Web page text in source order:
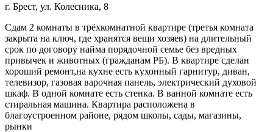
г. Брест, ул. Колесника, 8
Сдам 2 комнаты в трёхкомнатной квартире (третья комната
закрыта на ключ, где хранятся вещи хозяев) на длительный
срок по договору найма порядочной семье без вредных
привычек и животных (гражданам РБ). В квартире сделан
хороший ремонт,на кухне есть кухонный гарнитур, диван,
телевизор, газовая варочная панель, электрический духовой
шкаф. В одной комнате есть стенка. В ванной комнате есть
стиральная машина. Квартира расположена в
благоустроенном районе, рядом школы, сады, магазины,
рынки